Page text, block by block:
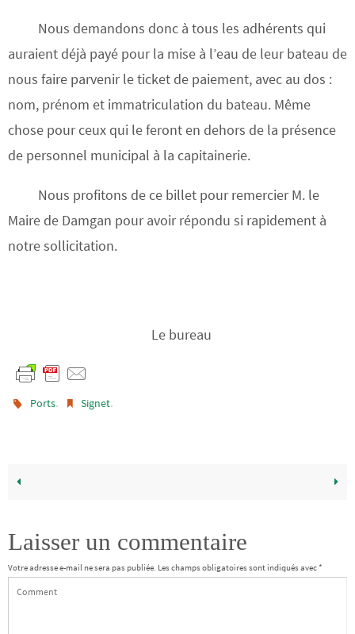
Nous demandons donc à tous les adhérents qui
auraient déjà payé pour la mise à l’eau de leur bateau de
nous faire parvenir le ticket de paiement, avec au dos :
nom, prénom et immatriculation du bateau. Même
chose pour ceux qui le feront en dehors de la présence
de personnel municipal à la capitainerie.
Nous profitons de ce billet pour remercier M. le
Maire de Damgan pour avoir répondu si rapidement à
notre sollicitation.
Le bureau
Ports. Signet.
Laisser un commentaire
Votre adresse e-mail ne sera pas publiée. Les champs obligatoires sont indiqués avec*